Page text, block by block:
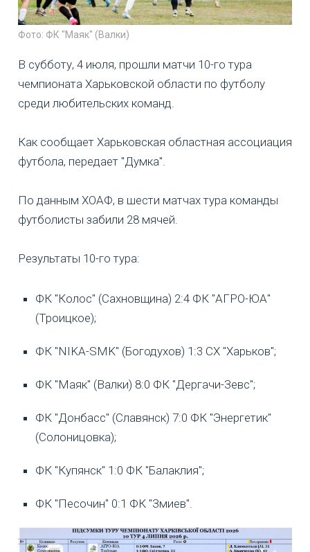
Фото: ФК "Маяк" (Валки)
В субботу, 4 июля, прошли матчи 10-го тура
чемпионата Харьковской области по футболу
среди любительских команд.
Как сообщает Харьковская областная ассоциация
футбола, передает "Думка".
По данным ХОАФ, в шести матчах тура команды
футболисты забили 28 мячей.
Результаты 10-го тура:
ФК "Колос" (Сахновщина) 2:4 ФК "АГРО-ЮА"
(Троицкое);
ФК "NIKA-SMK" (Богодухов) 1:3 СХ "Харьков";
ФК "Маяк" (Валки) 8:0 ФК "Дергачи-Зевс";
ФК "Донбасс" (Славянск) 7:0 ФК "Энергетик"
(Солоницовка);
ФК "Купянск" 1:0 ФК "Балаклия";
ФК "Песочин" 0:1 ФК "Змиев".